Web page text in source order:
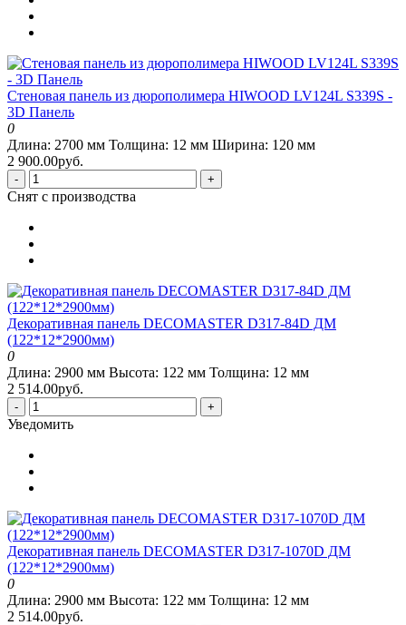
Стеновая панель из дюрополимера HIWOOD LV124L S339S -
3D Панель
0
Длина: 2700 мм Толщина: 12 мм Ширина: 120 мм
2 900.00руб.
- +
Снят с производства
Декоративная панель DECOMASTER D317-84D ДМ
(122*12*2900мм)
0
Длина: 2900 мм Высота: 122 мм Толщина: 12 мм
2 514.00руб.
- +
Уведомить
Декоративная панель DECOMASTER D317-1070D ДМ
(122*12*2900мм)
0
Длина: 2900 мм Высота: 122 мм Толщина: 12 мм
2 514.00руб.